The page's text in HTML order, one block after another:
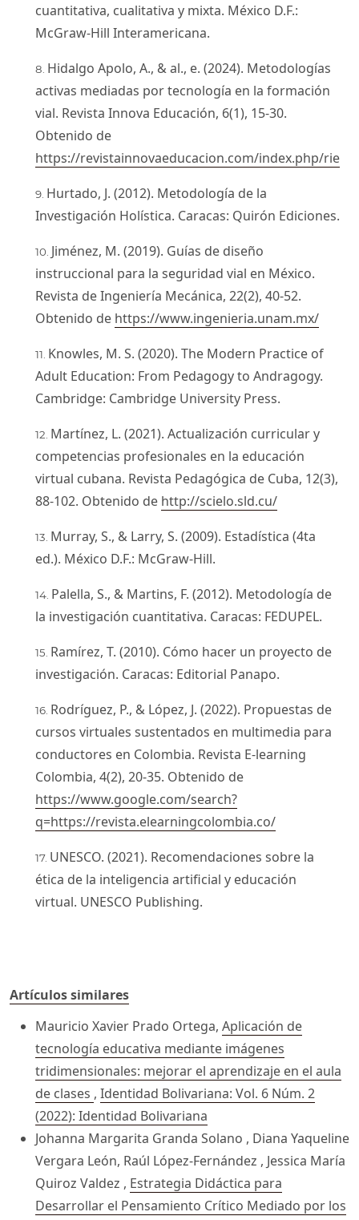
cuantitativa, cualitativa y mixta. México D.F.:
McGraw-Hill Interamericana.
Hidalgo Apolo, A., & al., e. (2024). Metodologías
activas mediadas por tecnología en la formación
vial. Revista Innova Educación, 6(1), 15-30.
Obtenido de
https://revistainnovaeducacion.com/index.php/rie
Hurtado, J. (2012). Metodología de la
Investigación Holística. Caracas: Quirón Ediciones.
Jiménez, M. (2019). Guías de diseño
instruccional para la seguridad vial en México.
Revista de Ingeniería Mecánica, 22(2), 40-52.
Obtenido de https://www.ingenieria.unam.mx/
Knowles, M. S. (2020). The Modern Practice of
Adult Education: From Pedagogy to Andragogy.
Cambridge: Cambridge University Press.
Martínez, L. (2021). Actualización curricular y
competencias profesionales en la educación
virtual cubana. Revista Pedagógica de Cuba, 12(3),
88-102. Obtenido de http://scielo.sld.cu/
Murray, S., & Larry, S. (2009). Estadística (4ta
ed.). México D.F.: McGraw-Hill.
Palella, S., & Martins, F. (2012). Metodología de
la investigación cuantitativa. Caracas: FEDUPEL.
Ramírez, T. (2010). Cómo hacer un proyecto de
investigación. Caracas: Editorial Panapo.
Rodríguez, P., & López, J. (2022). Propuestas de
cursos virtuales sustentados en multimedia para
conductores en Colombia. Revista E-learning
Colombia, 4(2), 20-35. Obtenido de
https://www.google.com/search?
q=https://revista.elearningcolombia.co/
UNESCO. (2021). Recomendaciones sobre la
ética de la inteligencia artificial y educación
virtual. UNESCO Publishing.
Artículos similares
Mauricio Xavier Prado Ortega, Aplicación de
tecnología educativa mediante imágenes
tridimensionales: mejorar el aprendizaje en el aula
de clases , Identidad Bolivariana: Vol. 6 Núm. 2
(2022): Identidad Bolivariana
Johanna Margarita Granda Solano , Diana Yaqueline
Vergara León, Raúl López-Fernández , Jessica María
Quiroz Valdez , Estrategia Didáctica para
Desarrollar el Pensamiento Crítico Mediado por los